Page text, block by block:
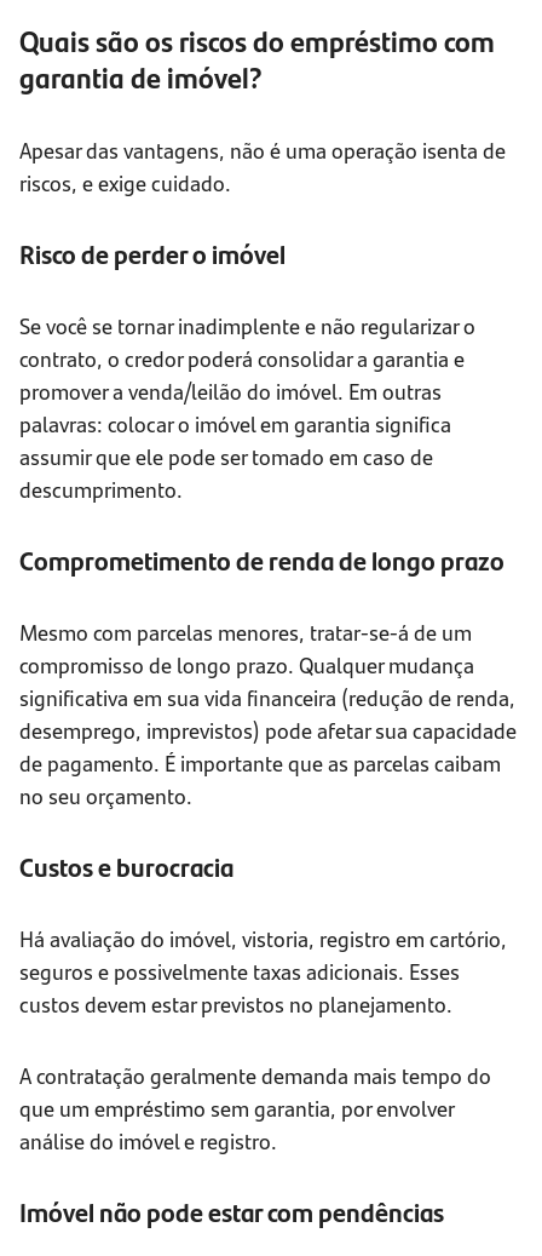
Quais são os riscos do empréstimo com
garantia de imóvel?
Apesar das vantagens, não é uma operação isenta de
riscos, e exige cuidado.
Risco de perder o imóvel
Se você se tornar inadimplente e não regularizar o
contrato, o credor poderá consolidar a garantia e
promover a venda/leilão do imóvel. Em outras
palavras: colocar o imóvel em garantia significa
assumir que ele pode ser tomado em caso de
descumprimento.
Comprometimento de renda de longo prazo
Mesmo com parcelas menores, tratar-se-á de um
compromisso de longo prazo. Qualquer mudança
significativa em sua vida financeira (redução de renda,
desemprego, imprevistos) pode afetar sua capacidade
de pagamento. É importante que as parcelas caibam
no seu orçamento.
Custos e burocracia
Há avaliação do imóvel, vistoria, registro em cartório,
seguros e possivelmente taxas adicionais. Esses
custos devem estar previstos no planejamento.
A contratação geralmente demanda mais tempo do
que um empréstimo sem garantia, por envolver
análise do imóvel e registro.
Imóvel não pode estar com pendências